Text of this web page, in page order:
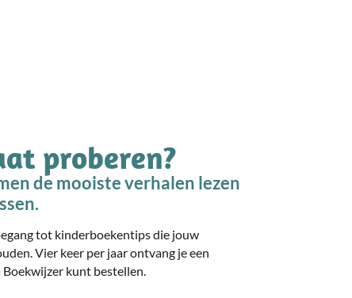
proberen?
de mooiste verhalen lezen
tot kinderboekentips die jouw
Vier keer per jaar ontvang je een
kunt bestellen.